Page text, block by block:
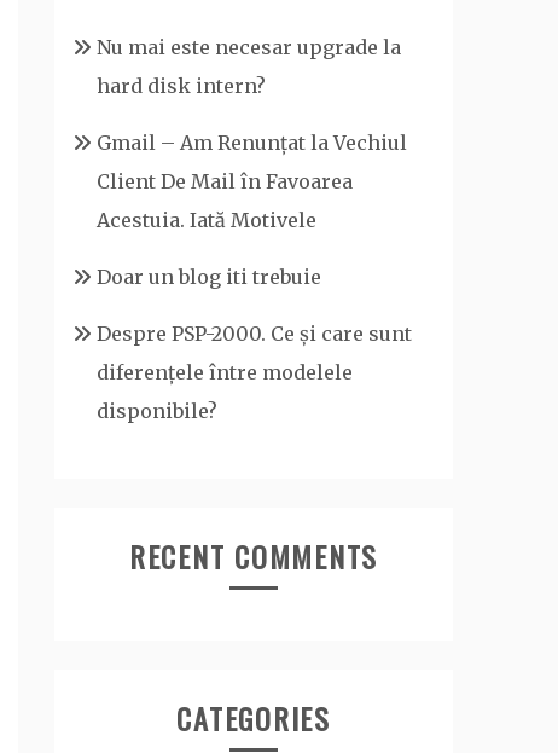
Nu mai este necesar upgrade la
hard disk intern?
Gmail – Am Renunțat la Vechiul
Client De Mail în Favoarea
Acestuia. Iată Motivele
Doar un blog iti trebuie
Despre PSP-2000. Ce și care sunt
diferențele între modelele
disponibile?
RECENT COMMENTS
CATEGORIES